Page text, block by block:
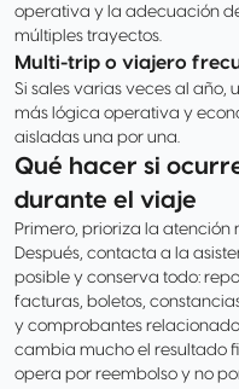
operativa y la adecuación
múltiples trayectos.
Multi-trip o viajero
Si sales varias veces al
más lógica operativa y
aisladas una por una.
Qué hacer si
durante el viaje
Primero, prioriza la
Después, contacta a la
posible y conserva todo:
facturas, boletos,
y comprobantes
cambia mucho el resultado
opera por reembolso y no